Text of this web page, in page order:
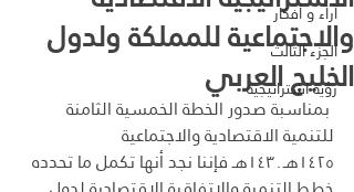
آراء و أفكار
الجزء الثالث
رؤية استراتيجية
والاجتماعية للمملكة ولدول
الخليج العربي
بمناسبة صدور الخطة الخمسية الثامنة
للتنمية الاقتصادية والاجتماعية
۱٤٢٥هـ۱٤۳۰هـ فإننا نجد أنها تكمل ما تحدده